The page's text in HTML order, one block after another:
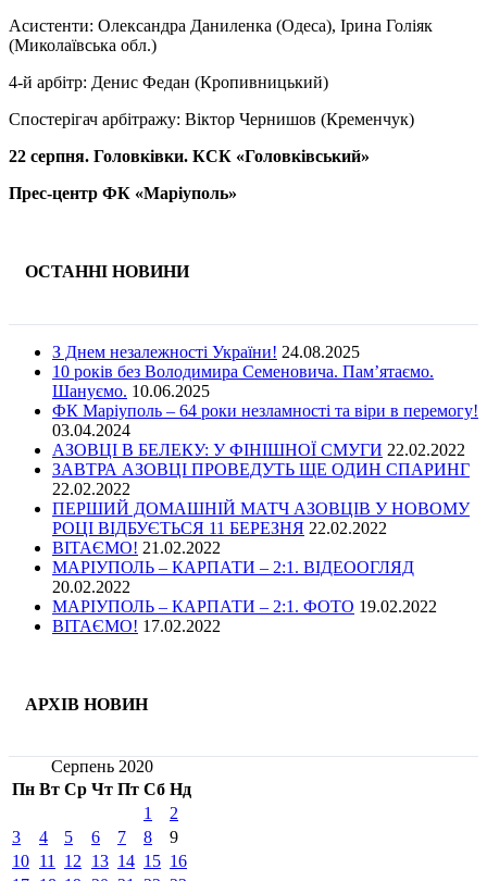
Асистенти: Олександра Даниленка (Одеса), Ірина Голіяк
(Миколаївська обл.)
4-й арбітр: Денис Федан (Кропивницький)
Спостерігач арбітражу: Віктор Чернишов (Кременчук)
22 серпня. Головківки. КСК «Головківський»
Прес-центр ФК «Маріуполь»
ОСТАННІ НОВИНИ
З Днем незалежності України! 24.08.2025
10 років без Володимира Семеновича. Пам’ятаємо.
Шануємо. 10.06.2025
ФК Маріуполь – 64 роки незламності та віри в перемогу!
03.04.2024
АЗОВЦІ В БЕЛЕКУ: У ФІНІШНОЇ СМУГИ 22.02.2022
ЗАВТРА АЗОВЦІ ПРОВЕДУТЬ ЩЕ ОДИН СПАРИНГ
22.02.2022
ПЕРШИЙ ДОМАШНІЙ МАТЧ АЗОВЦІВ У НОВОМУ
РОЦІ ВІДБУЄТЬСЯ 11 БЕРЕЗНЯ 22.02.2022
ВІТАЄМО! 21.02.2022
МАРІУПОЛЬ – КАРПАТИ – 2:1. ВІДЕООГЛЯД
20.02.2022
МАРІУПОЛЬ – КАРПАТИ – 2:1. ФОТО 19.02.2022
ВІТАЄМО! 17.02.2022
АРХІВ НОВИН
Серпень 2020
Пн Вт Ср Чт Пт Сб Нд
1
2
3
4 5 6 7 8
9
10 11 12 13 14 15 16